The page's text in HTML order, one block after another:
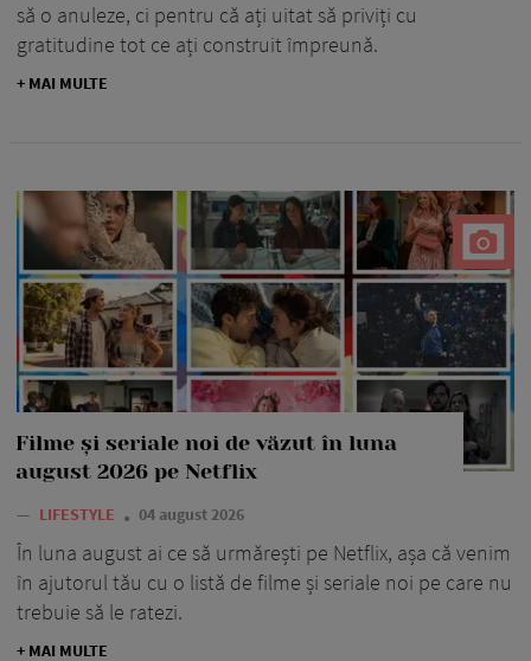
să o anuleze, ci pentru că ați uitat să priviți cu
gratitudine tot ce ați construit împreună.
+ MAI MULTE
Filme și seriale noi de văzut în luna
august 2026 pe Netflix
— LIFESTYLE 04 august 2026
În luna august ai ce să urmărești pe Netflix, așa că venim
în ajutorul tău cu o listă de filme și seriale noi pe care nu
trebuie să le ratezi.
+ MAI MULTE